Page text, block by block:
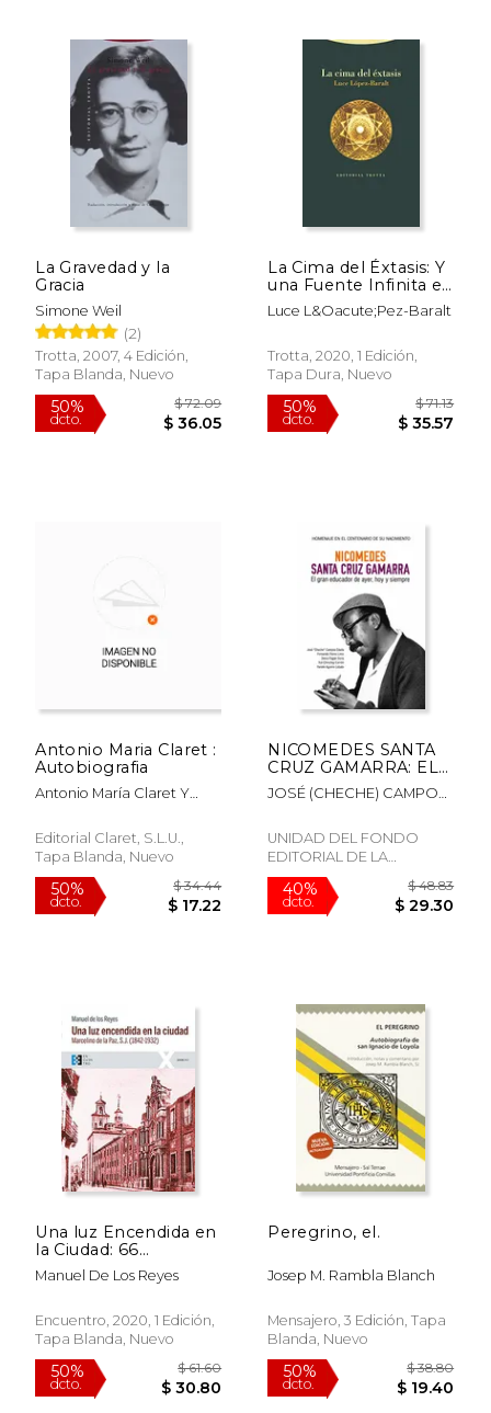
La Gravedad y la
Gracia
Simone Weil
(2)
Trotta, 2007, 4 Edición,
Tapa Blanda, Nuevo
$ 36.05
La Cima del Éxtasis: Y
una Fuente Infinita en
Medina Al-Zahra’
(Estructuras y
Luce L&Oacute;Pez-Baralt
Trotta, 2020, 1 Edición,
Tapa Dura, Nuevo
dcto.
Antonio Maria Claret :
Autobiografia
Antonio María Claret Y
Editorial Claret, S.L.U.,
Tapa Blanda, Nuevo
NICOMEDES SANTA
CRUZ GAMARRA: EL
GRAN EDUCADOR DE
AYER, HOY Y
JOSÉ (CHECHE) CAMPOS
FLORES, DENIS PAGÁN,
YULI CHINCHAY, YAMILE
AGUIRRE
UNIDAD DEL FONDO
EDITORIAL DE LA
UNIVERSIDAD, 2025, Tapa
Blanda, Nuevo
Una luz Encendida en
la Ciudad: 66
(100Xuno)
Manuel De Los Reyes
Encuentro, 2020, 1 Edición,
Tapa Blanda, Nuevo
Peregrino, el.
Josep M. Rambla Blanch
Mensajero, 3 Edición, Tapa
Blanda, Nuevo